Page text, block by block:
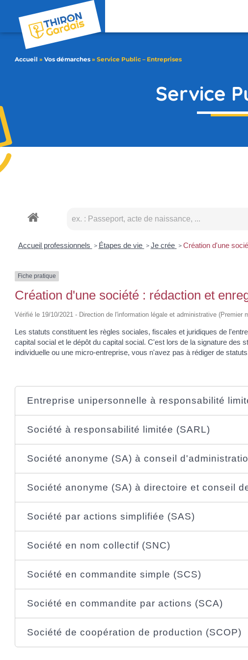
Accueil » Vos démarches » Service Public – Entreprises
Service
Accueil professionnels > Étapes de vie > Je crée > Création d'une
Fiche pratique
Création d'une société : rédaction et
Vérifié le 19/10/2021 - Direction de l'information légale et administrative (Premier
Les statuts constituent les règles sociales, fiscales et juridiques de
capital social et le dépôt du capital social. C'est lors de la signature des
individuelle ou une micro-entreprise, vous n'avez pas à rédiger de
Entreprise unipersonnelle à responsabilité
Société à responsabilité limitée (SARL)
Société anonyme (SA) à conseil
Société anonyme (SA) à directoire et conseil
Société par actions simplifiée (SAS)
Société en nom collectif (SNC)
Société en commandite simple (SCS)
Société en commandite par actions (SCA)
Société de coopération de production (SCOP)